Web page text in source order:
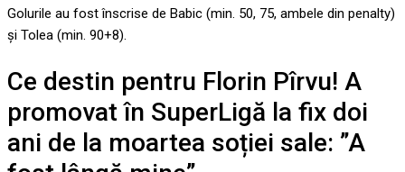
Golurile au fost înscrise de Babic (min. 50, 75, ambele din penalty)
și Tolea (min. 90+8).
Ce destin pentru Florin Pîrvu! A
promovat în SuperLigă la fix doi
ani de la moartea soției sale: ”A